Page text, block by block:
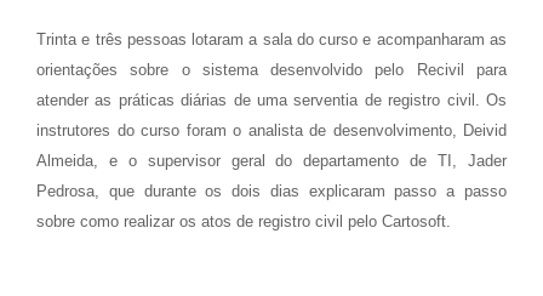
Trinta e três pessoas lotaram a sala do curso e acompanharam as
orientações sobre o sistema desenvolvido pelo Recivil para
atender as práticas diárias de uma serventia de registro civil. Os
instrutores do curso foram o analista de desenvolvimento, Deivid
Almeida, e o supervisor geral do departamento de TI, Jader
Pedrosa, que durante os dois dias explicaram passo a passo
sobre como realizar os atos de registro civil pelo Cartosoft.